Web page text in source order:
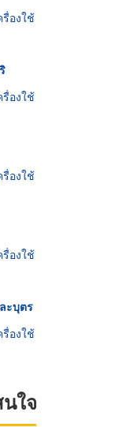
องใช้
องใช้
องใช้
องใช้
ะบุตร
องใช้
ใจ